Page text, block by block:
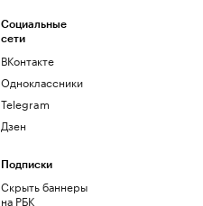
Социальные
сети
ВКонтакте
Одноклассники
Telegram
Дзен
Подписки
Скрыть баннеры
на РБК